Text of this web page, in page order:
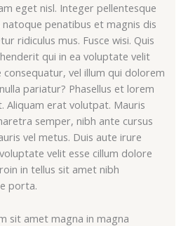
eget nisl. Integer pellentesque
natoque penatibus et magnis dis
ridiculus mus. Fusce wisi. Quis
qui in ea voluptate velit
consequatur, vel illum qui dolorem
pariatur? Phasellus et lorem
Aliquam erat volutpat. Mauris
semper, nibh ante cursus
vel metus. Duis aute irure
velit esse cillum dolore
in tellus sit amet nibh
porta.
sit amet magna in magna